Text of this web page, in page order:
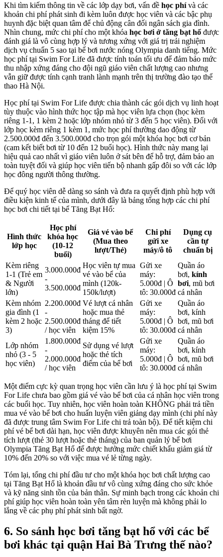
Khi tìm kiếm thông tin về các lớp dạy bơi, vấn đề học phívà các
khoản chi phí phát sinh đi kèm luôn được học viên và các bậc phụ
huynh đặc biệt quan tâm để chủ động cân đối ngân sách gia đình.
Nhìn chung, mức chi phí cho một khóa học bơi ở tăng bạt hổ được
đánh giá là vô cùng hợp lý và tương xứng với giá trị trải nghiệm
dịch vụ chuẩn 5 sao tại bể bơi nước nóng Olympia danh tiếng. Mức
học phí tại Swim For Life đã được tính toán tối ưu để đảm bảo mức
thu nhập xứng đáng cho đội ngũ giáo viên chất lượng cao nhưng
vẫn giữ được tính cạnh tranh lành mạnh trên thị trường đào tạo thể
thao Hà Nội.
Học phí tại Swim For Life được chia thành các gói dịch vụ linh hoạt
tùy thuộc vào hình thức học tập mà học viên lựa chọn (học kèm
riêng 1-1, 1 kèm 2 hoặc lớp nhóm nhỏ từ 3 đến 5 học viên). Đối với
lớp học kèm riêng 1 kèm 1, mức học phí thường dao động từ
2.500.000đ đến 3.500.000đ cho trọn gói một khóa học bơi cơ bản
(cam kết biết bơi từ 10 đến 12 buổi học). Hình thức này mang lại
hiệu quả cao nhất vì giáo viên luôn ở sát bên để hỗ trợ, đảm bảo an
toàn tuyệt đối và giúp học viên tiến bộ nhanh gấp đôi so với các lớp
học đông người thông thường.
Để quý học viên dễ dàng so sánh và đưa ra quyết định phù hợp với
điều kiện kinh tế của mình, dưới đây là bảng tổng hợp các chi phí
học bơi chi tiết tại bể Tăng Bạt Hổ:
Hình thức
lớp học
Học phí
khóa học
(10-12
buổi)
Giá vé vào bể
(Mua theo
lượt/Thẻ)
Chi phí
gửi xe
máy/ô tô
Dụng cụ
cần tự
chuẩn bị
Kèm riêng
1-1 (Trẻ em
& Người
lớn)
3.000.000đ
-
3.500.000đ
Học viên tự mua
vé vào bể của
mình (120k-
150k/lượt)
Gửi xe
máy:
5.000đ | Ô
tô: 30.000đ
Quần áo
bơi, kính
bơi, mũ bơi
cá nhân
Kèm nhóm
gia đình (1
kèm 2 hoặc
3)
2.200.000đ
-
2.500.000đ
/ học viên
Vé lượt cá nhân
hoặc mua thẻ
tháng để tiết
kiệm 15%
Gửi xe
máy:
5.000đ | Ô
tô: 30.000đ
Quần áo
bơi, kính
bơi, mũ bơi
cá nhân
Lớp nhóm
nhỏ (3 - 5
học viên)
1.800.000đ
-
2.000.000đ
/ học viên
Sử dụng vé lượt
hoặc thẻ tích
điểm của bể bơi
Gửi xe
máy:
5.000đ | Ô
tô: 30.000đ
Quần áo
bơi, kính
bơi, mũ bơi
cá nhân
Một điểm cực kỳ quan trọng học viên cần lưu ý là học phí tại Swim
For Life chưa bao gồm giá vé vào bể bơi của cá nhân học viên trong
các buổi học. Tuy nhiên, học viên hoàn toàn KHÔNG phải trả tiền
mua vé vào bể bơi cho huấn luyện viên giảng dạy mình (chi phí này
đã được trung tâm Swim For Life chi trả toàn bộ). Để tiết kiệm chi
phí vé bể bơi dài hạn, học viên được khuyên nên mua các gói thẻ
tích lượt (thẻ 30 lượt hoặc thẻ tháng) của ban quản lý bể bơi
Olympia Tăng Bạt Hổ để được hưởng mức chiết khấu giảm giá từ
10% đến 20% so với việc mua vé lẻ từng ngày.
Tóm lại, tổng chi phí đầu tư cho một khóa học bơi chất lượng cao
tại Tăng Bạt Hổ là khoản đầu tư vô cùng xứng đáng cho sức khỏe
và kỹ năng sinh tồn của bản thân. Sự minh bạch trong các khoản chi
phí giúp học viên hoàn toàn yên tâm rèn luyện mà không phải lo
lắng về các phụ phí phát sinh bất ngờ.
6. So sánh học bơi tăng bạt hổ với các bể
bơi khác tại quận Hai Bà Trưng thế nào?